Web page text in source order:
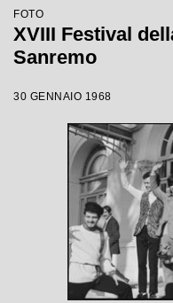
FOTO
XVIII Festival
Sanremo
30 GENNAIO 1968